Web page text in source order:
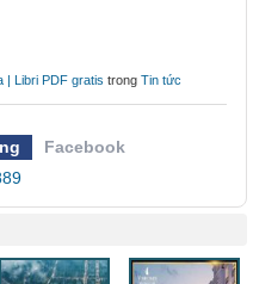
| Libri PDF gratis trong Tin tức
Facebook